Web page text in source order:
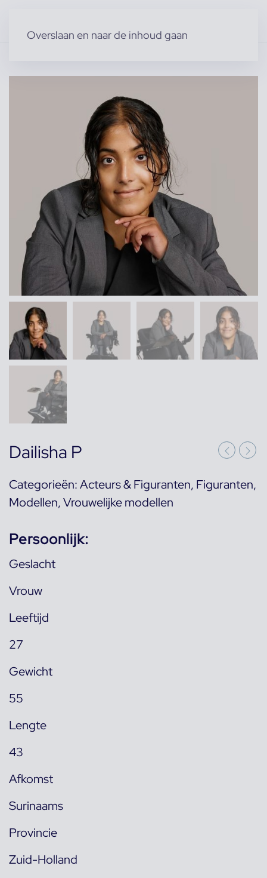
Overslaan en naar de inhoud gaan
Dailisha P
Categorieën:Acteurs & Figuranten, Figuranten,
Modellen,Vrouwelijke modellen
Persoonlijk:
Geslacht
Vrouw
Leeftijd
27
Gewicht
55
Lengte
43
Afkomst
Surinaams
Provincie
Zuid-Holland